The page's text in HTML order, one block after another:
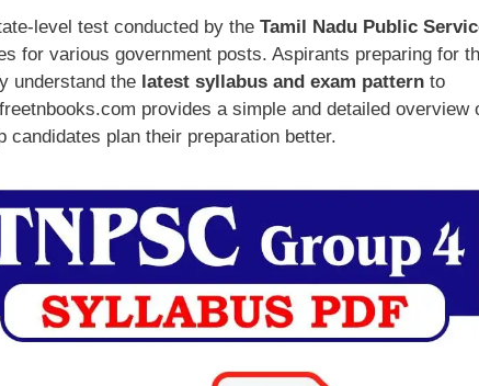
level test conducted by the Tamil Nadu Public
for various government posts. Aspirants preparing for
understand the latest syllabus and exam pattern to
provides a simple and detailed overview
candidates plan their preparation better.